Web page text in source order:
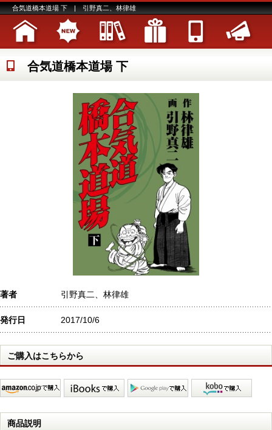
合気道橋本道場 下 | 引野真二、林律雄
合気道橋本道場 下
著者 引野真二、林律雄
発行日 2017/10/6
ご購入はこちらから
商品説明